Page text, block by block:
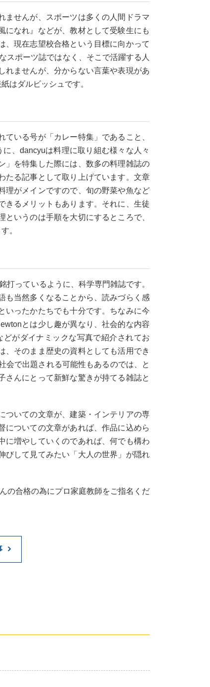
せんが、スポーツは多くの人間ドラマ
になれ』などが、教材として受験生にも
、現在志望校合格という目標に向かって
スポーツ誌ではなく、そこで活躍する人
れませんが、分からない言葉や表現があ
はダルビッシュです。
いる号が「カレー特集」であること、
、dancyuは料理に取り組む様々な人々
」を特集した際には、数多の料理雑誌の
たる記事として取り上げています。文章
理がメインですので、旬の野菜や魚など
きるメリットもあります。それに、生徒
いうのは手順を大切にするところで、
。
っているように、科学専門雑誌です。
も当然多くなることから、読みづらく感
いったかたちでも十分です。ちなみに今
とは少し趣が異なり、社会的な内容
がダイナミックな写真で紹介されてお
、そのまま歴史の資料としても活用でき
会で出題される可能性もあるのでは、と
さんにとって新鮮な驚きが持てる雑誌と
ついての文章が、建築・インテリアの専
についての文章があれば、作品に込めら
に増やしていくのであれば、何でも構わ
びして見てみたい「大人の世界」が隠れ
の合格の為にプロ家庭教師をご指名くだ